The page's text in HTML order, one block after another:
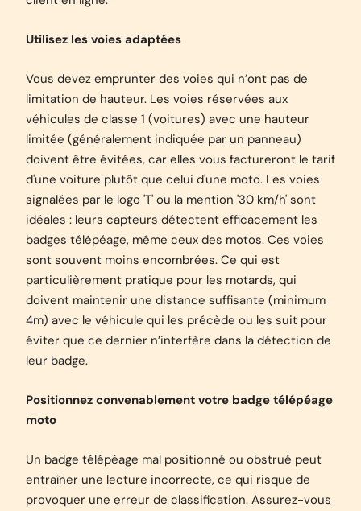
Utilisez les voies adaptées
Vous devez emprunter des voies qui n’ont pas de
limitation de hauteur. Les voies réservées aux
véhicules de classe 1 (voitures) avec une hauteur
limitée (généralement indiquée par un panneau)
doivent être évitées, car elles vous factureront le tarif
d'une voiture plutôt que celui d'une moto. Les voies
signalées par le logo 'T' ou la mention '30 km/h' sont
idéales : leurs capteurs détectent efficacement les
badges télépéage, même ceux des motos. Ces voies
sont souvent moins encombrées. Ce qui est
particulièrement pratique pour les motards, qui
doivent maintenir une distance suffisante (minimum
4m) avec le véhicule qui les précède ou les suit pour
éviter que ce dernier n’interfère dans la détection de
leur badge.
Positionnez convenablement votre badge télépéage
moto
Un badge télépéage mal positionné ou obstrué peut
entraîner une lecture incorrecte, ce qui risque de
provoquer une erreur de classification. Assurez-vous